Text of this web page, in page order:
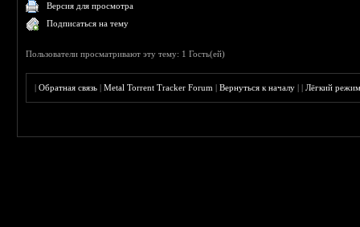
Версия для просмотра
Подписаться на тему
Пользователи просматривают эту тему: 1 Гость(ей)
|Обратная связь |Metal Torrent Tracker Forum |Вернуться к началу ||Лёгкий